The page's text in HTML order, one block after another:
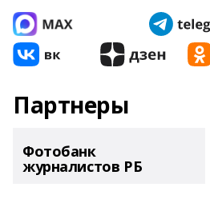
Партнеры
Фотобанк
журналистов РБ